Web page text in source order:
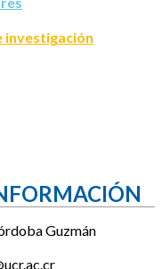
investigación
Guzmán